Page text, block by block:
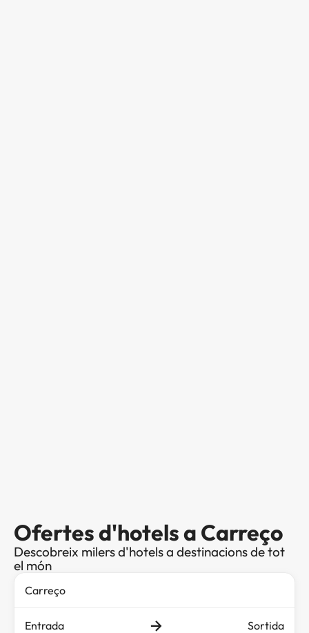
Ofertes d'hotels a Carreço
Descobreix milers d'hotels a destinacions de tot
el món
Entrada Sortida